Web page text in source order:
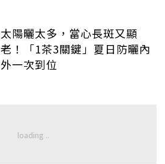
太陽曬太多，當心長斑又顯
老！「1茶3關鍵」夏日防曬內
外一次到位